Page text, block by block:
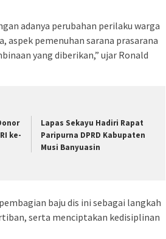
adanya perubahan perilaku warga
aspek pemenuhan sarana prasarana
yang diberikan,” ujar Ronald
ke-
Lapas Sekayu Hadiri Rapat
Paripurna DPRD Kabupaten
Musi Banyuasin
baju dis ini sebagai langkah
serta menciptakan kedisiplinan